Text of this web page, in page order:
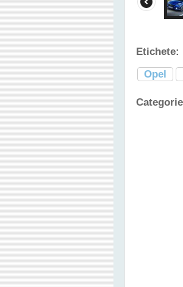
Etichete:
Opel